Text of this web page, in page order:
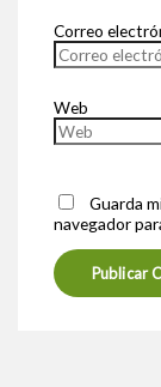
Correo
Web
Guarda
navegador